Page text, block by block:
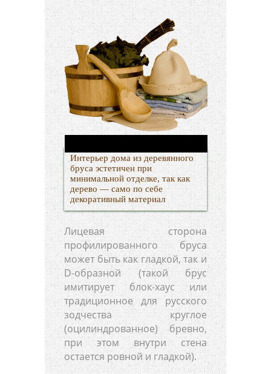
Интерьер дома из деревянного
бруса эстетичен при
минимальной отделке, так как
дерево — само по себе
декоративный материал
Лицевая сторона
профилированного бруса
может быть как гладкой, так и
D-образной (такой брус
имитирует блок-хаус или
традиционное для русского
зодчества круглое
(оцилиндрованное) бревно,
при этом внутри стена
остается ровной и гладкой).